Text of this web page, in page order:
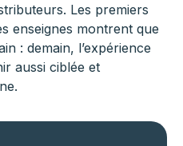
Les premiers
enseignes montrent que
: demain, l’expérience
aussi ciblée et